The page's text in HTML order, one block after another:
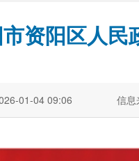
资阳区人民
01-04 09:06 信息